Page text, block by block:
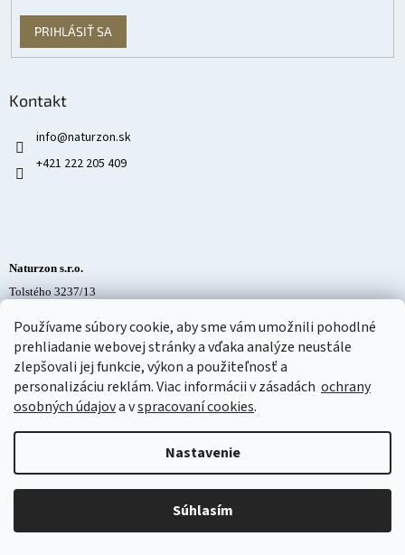
Používame súbory cookie, aby sme vám umožnili pohodlné
prehliadanie webovej stránky a vďaka analýze neustále
zlepšovali jej funkcie, výkon a použiteľnosť a
personalizáciu reklám. Viac informácii v zásadách ochrany
osobných údajova vspracovaní cookies.
Nastavenie
Súhlasím
PRIHLÁSIŤ SA
Kontakt
info@naturzon.sk
+421 222 205 409
Naturzon s.r.o.
Tolstého 3237/13
Slovenská republika
IČO: 52131050
DIČ: 2120901948
IČ DPH: SK2120901948